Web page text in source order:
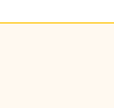
作成の手間を削減